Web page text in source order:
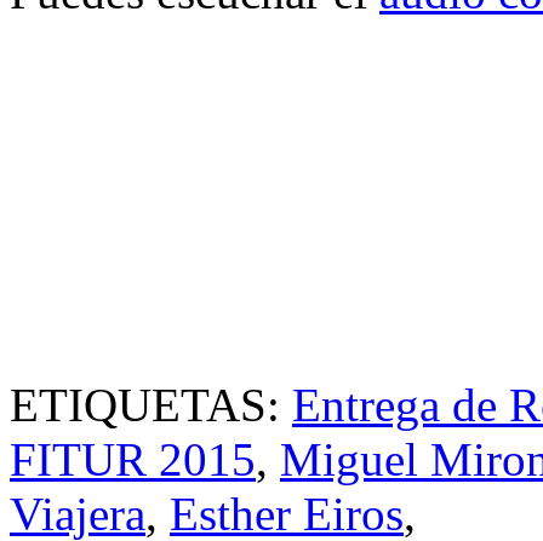
ETIQUETAS: Entrega de
FITUR 2015, Miguel
Viajera, Esther Eiros,